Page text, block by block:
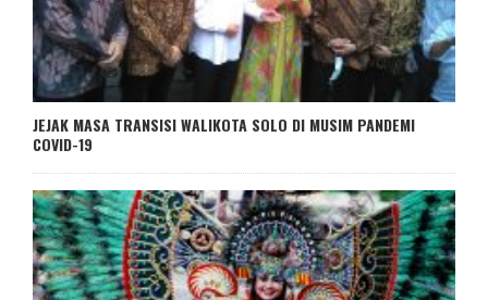
JEJAK MASA TRANSISI WALIKOTA SOLO DI MUSIM PANDEMI
COVID-19